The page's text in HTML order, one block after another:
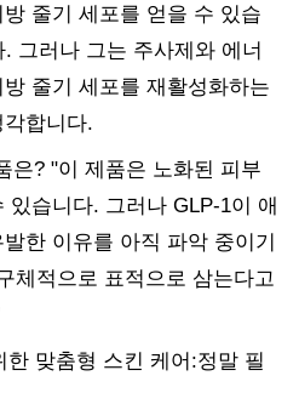
줄기 세포를 얻을 수 있습
그러나 그는 주사제와 에너
줄기 세포를 재활성화하는
합니다.
은? "이 제품은 노화된 피부
있습니다. 그러나 GLP-1이 애
한 이유를 아직 파악 중이기
체적으로 표적으로 삼는다고